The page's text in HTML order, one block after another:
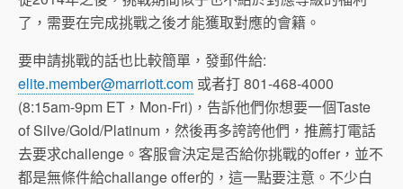
了，需要在完成挑戰之後才能獲取對應的會籍。
要申請挑戰的話也比較簡單，發郵件給:
elite.member@marriott.com 或者打 801-468-4000
(8:15am-9pm ET，Mon-Fri)，告訴他們你想要一個Taste
of Silve/Gold/Platinum，然後再多誇誇他們，推薦打電話
去要求challenge。客服會決定是否給你挑戰的offer，並不
都是無條件給challange offer的，這一點要注意。不少白